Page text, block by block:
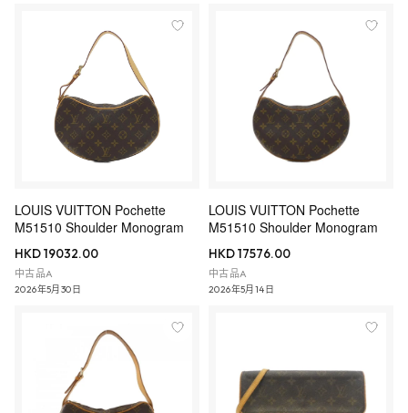
LOUIS VUITTON Pochette
M51510 Shoulder Monogram
HKD 19032.00
中古品A
2026年5月30日
LOUIS VUITTON Pochette
M51510 Shoulder Monogram
HKD 17576.00
中古品A
2026年5月14日